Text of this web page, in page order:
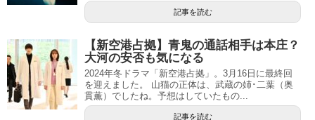
記事を読む
【新空港占拠】青鬼の通話相手は本庄？
大河の安否も気になる
2024年冬ドラマ「新空港占拠」。3月16日に最終回
を迎えました。 山猫の正体は、武蔵の姉･二葉（奥
貫薫）でしたね。予想はしていたもの...
記事を読む